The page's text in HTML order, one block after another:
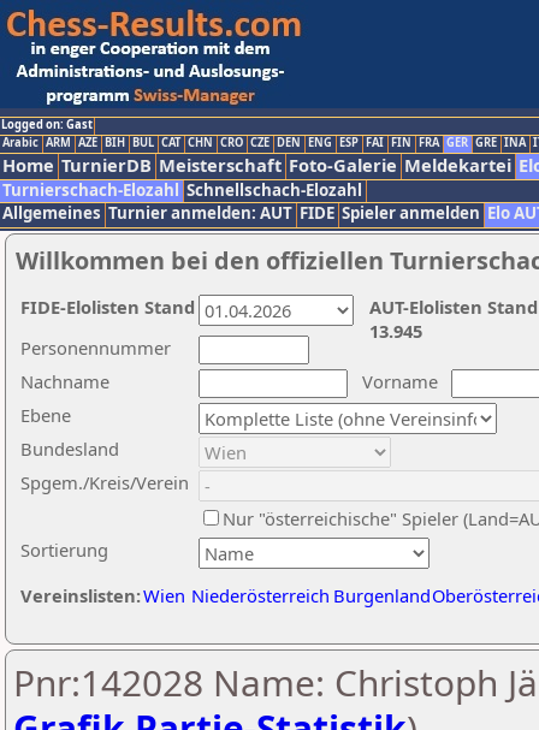
Logged on: Gast
Arabic ARM AZE BIH BUL CAT CHN CRO CZE DEN ENG ESP FAI FIN FRA GER GRE INA
Home TurnierDB Meisterschaft Foto-Galerie Meldekartei
Turnierschach-Elozahl Schnellschach-Elozahl
Allgemeines Turnier anmelden: AUT FIDE Spieler anmelden Elo
Willkommen bei den offiziellen
Nachname
Vorname
Ebene
Sortierung
Personennummer
Bundesland
Spgem./Kreis/Verein
Nur "österreichische" Spieler
Vereinslisten:Wien Niederösterreich Burgenland
AUT-Elolisten
13.945
FIDE-Elolisten Stand
Pnr:142028 Name: Christoph